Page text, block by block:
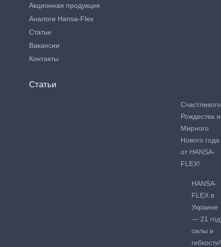
Акционная продукция
Аналоги Hansa-Flex
Статьи
Вакансии
Контакты
Статьи
Счастливого
Рождества и
Мирного
Нового года
от HANSA-
FLEX!
HANSA-
FLEX в
Украине
— 21 год
силы и
гибкости!